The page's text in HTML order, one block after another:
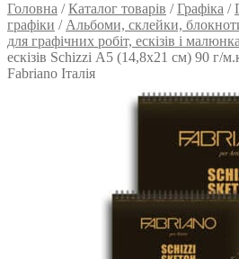
Головна /Каталог товарів /Графіка /
графіки / Альбоми, склейки,
для графічних робіт, ескізів і малюнка
ескізів Schizzi А5 (14,8х21 см) 90 г/
Fabriano Італія